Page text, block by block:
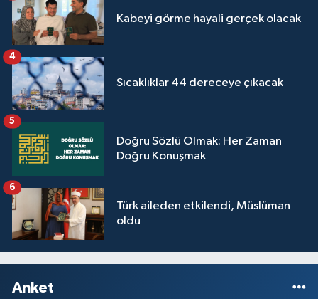
Kabeyi görme hayali gerçek olacak
Sıcaklıklar 44 dereceye çıkacak
4
Doğru Sözlü Olmak: Her Zaman
Doğru Konuşmak
5
Türk aileden etkilendi, Müslüman
oldu
6
Anket
Zonguldak Müftülüğü